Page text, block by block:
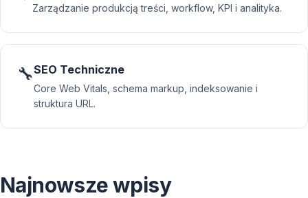
Zarządzanie produkcją treści, workflow, KPI i analityka.
🔧SEO Techniczne
Core Web Vitals, schema markup, indeksowanie i
struktura URL.
Najnowsze wpisy